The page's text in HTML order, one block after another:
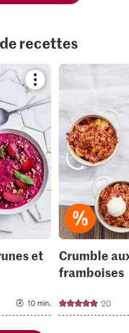
recettes
Bookmark
recipe
or
it
to
your
collections.
et
10 min.
Crumble
framboises
20